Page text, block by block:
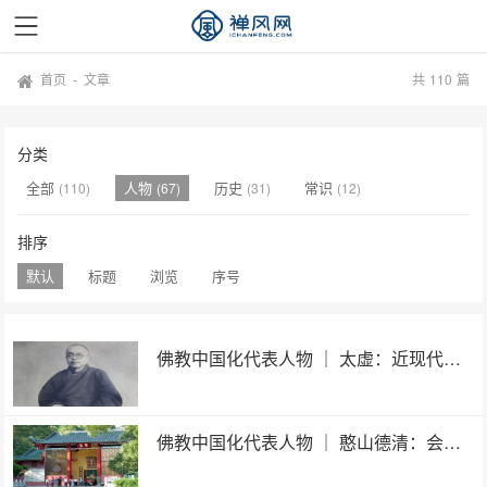
首页 -文章 共 110 篇
分类
全部 (110) 人物 (67) 历史 (31) 常识 (12)
排序
默认 标题 浏览 序号
佛教中国化代表人物 ｜ 太虚：近现代佛教改革的探索者
佛教中国化代表人物 ｜ 憨山德清：会通儒释道